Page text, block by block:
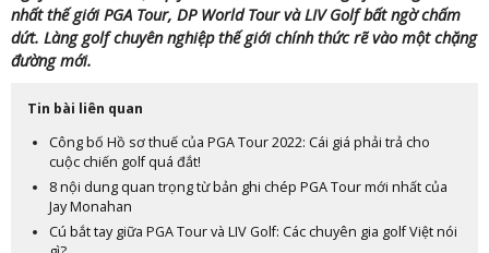
nhất thế giới PGA Tour, DP World Tour và LIV Golf bất ngờ chấm
dứt. Làng golf chuyên nghiệp thế giới chính thức rẽ vào một chặng
đường mới.
Tin bài liên quan
Công bố Hồ sơ thuế của PGA Tour 2022: Cái giá phải trả cho
cuộc chiến golf quá đắt!
8 nội dung quan trọng từ bản ghi chép PGA Tour mới nhất của
Jay Monahan
Cú bắt tay giữa PGA Tour và LIV Golf: Các chuyên gia golf Việt nói